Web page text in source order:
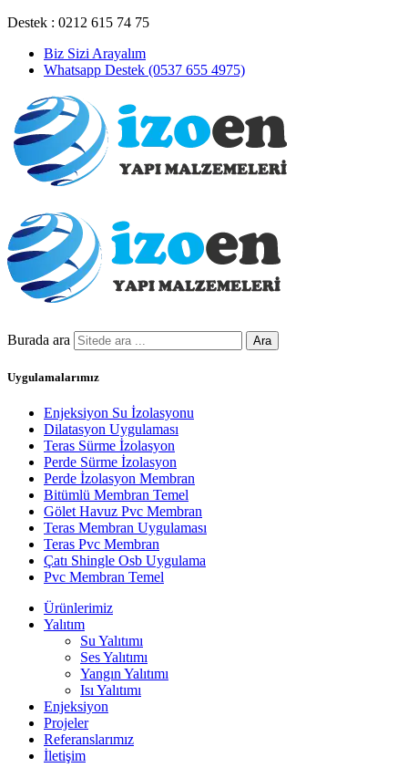
Destek : 0212 615 74 75
Biz Sizi Arayalım
Whatsapp Destek (0537 655 4975)
Burada ara Ara
Uygulamalarımız
Enjeksiyon Su İzolasyonu
Dilatasyon Uygulaması
Teras Sürme İzolasyon
Perde Sürme İzolasyon
Perde İzolasyon Membran
Bitümlü Membran Temel
Gölet Havuz Pvc Membran
Teras Membran Uygulaması
Teras Pvc Membran
Çatı Shingle Osb Uygulama
Pvc Membran Temel
Ürünlerimiz
Yalıtım
Su Yalıtımı
Ses Yalıtımı
Yangın Yalıtımı
Isı Yalıtımı
Enjeksiyon
Projeler
Referanslarımız
İletişim